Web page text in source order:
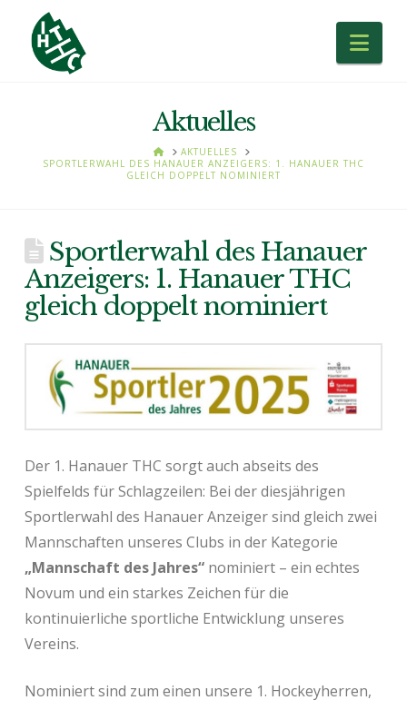
Aktuelles
HOMEAKTUELLES
SPORTLERWAHL DES HANAUER ANZEIGERS: 1. HANAUER THC
GLEICH DOPPELT NOMINIERT
Sportlerwahl des Hanauer
Anzeigers: 1. Hanauer THC
gleich doppelt nominiert
Der 1. Hanauer THC sorgt auch abseits des
Spielfelds für Schlagzeilen: Bei der diesjährigen
Sportlerwahl des Hanauer Anzeiger sind gleich zwei
Mannschaften unseres Clubs in der Kategorie
„Mannschaft des Jahres“nominiert – ein echtes
Novum und ein starkes Zeichen für die
kontinuierliche sportliche Entwicklung unseres
Vereins.
Nominiert sind zum einen unsere 1. Hockeyherren,